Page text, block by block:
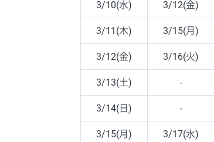
3/10(水) 3/12(金)
3/11(木) 3/15(月)
3/12(金) 3/16(火)
3/13(土) -
3/14(日) -
3/15(月) 3/17(水)